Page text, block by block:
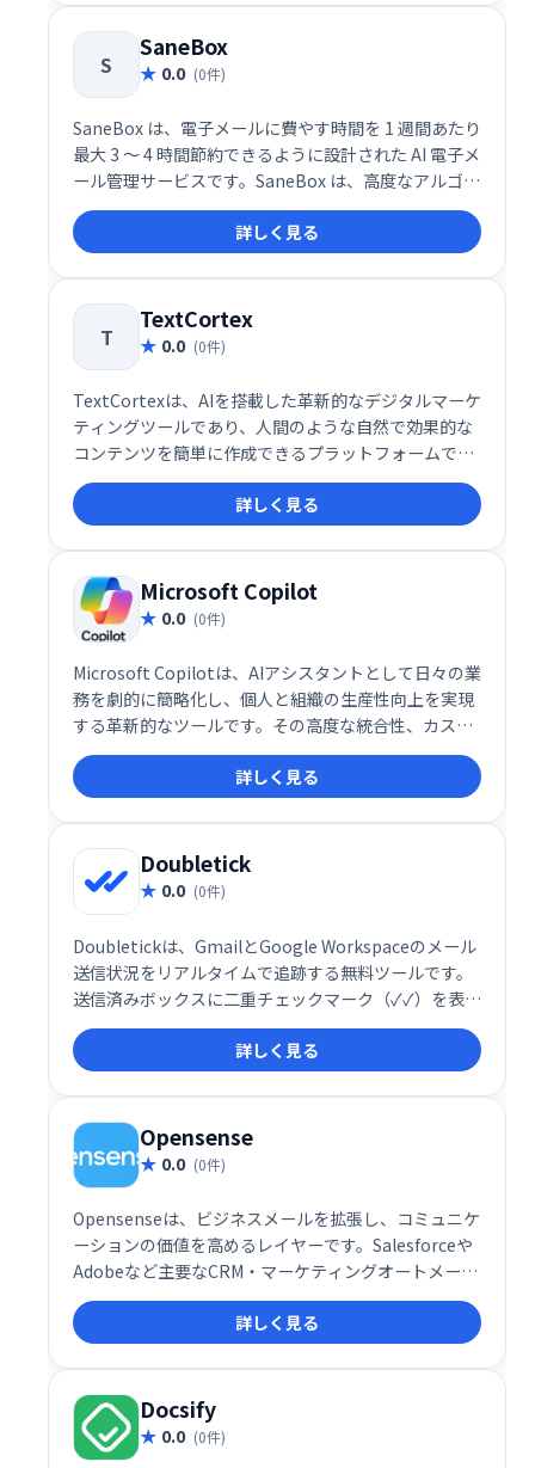
S
SaneBox
0.0 (0件)
SaneBox は、電子メールに費やす時間を 1 週間あたり
最大 3 ～ 4 時間節約できるように設計された AI 電子メ
ール管理サービスです。SaneBox は、高度なアルゴリ
ズムと機械学習を使用して、受信した電子メールを重
要度に応じて自動的にフォルダーに分類します。これ
により、無関係なメッセージを分類する時間を減ら
し、重要なこと、つまり電子メール以外のあらゆるこ
とに集中できるようになります。
詳しく見る
T
TextCortex
0.0 (0件)
TextCortexは、AIを搭載した革新的なデジタルマーケ
ティングツールであり、人間のような自然で効果的な
コンテンツを簡単に作成できるプラットフォームで
す。この多機能ツールは、企業やマーケターが効率的
に高品質なコンテンツを作成・管理できるように設計
されており、書き換えや要約、トーン調整など、コン
テンツ制作に必要な機能を一元化しています。
詳しく見る
Microsoft Copilot
0.0 (0件)
Microsoft Copilotは、AIアシスタントとして日々の業
務を劇的に簡略化し、個人と組織の生産性向上を実現
する革新的なツールです。その高度な統合性、カスタ
マイズ性、そして自然言語での操作性により、デジタ
ルワークプレイスの未来を切り開く重要な存在として
注目されています。
詳しく見る
Doubletick
0.0 (0件)
Doubletickは、GmailとGoogle Workspaceのメール
送信状況をリアルタイムで追跡する無料ツールです。
送信済みボックスに二重チェックマーク（✓✓）を表示
し、デスクトップ通知で開封状況をお知らせします。
無制限で利用でき、メールの開封確認をスムーズに行
えます。
詳しく見る
Opensense
0.0 (0件)
Opensenseは、ビジネスメールを拡張し、コミュニケ
ーションの価値を高めるレイヤーです。Salesforceや
Adobeなど主要なCRM・マーケティングオートメーシ
ョンツールとのネイティブ連携により、メール送信時
に3つの強力な機能を利用可能。日常業務の効率化と
生産性向上に貢献します。よりスマートなコミュニケ
ーションで、ビジネスの可能性を最大限に引き出しま
しょう。
詳しく見る
Docsify
0.0 (0件)